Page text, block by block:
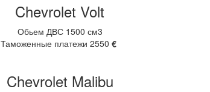
Chevrolet Volt
Обьем ДВС 1500 см3
Таможенные платежи 2550 €
Chevrolet Malibu